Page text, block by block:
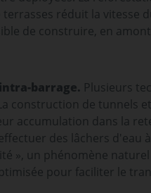
réduit la vitesse
de construire, en
barrage. Plusieurs
construction de tunnels
accumulation dans la
des lâchers d'eau
», un phénomène
pour faciliter le